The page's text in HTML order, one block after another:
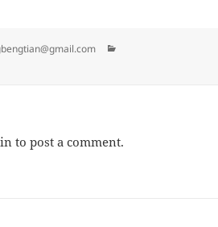
to post a comment.